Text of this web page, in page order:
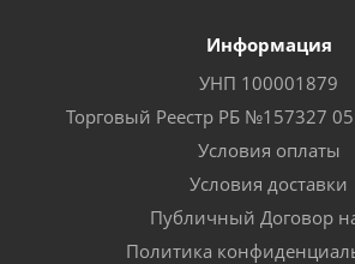
Информация
УНП 100001879
Торговый Реестр РБ №157327
Условия оплаты
Условия доставки
Публичный Договор
Политика